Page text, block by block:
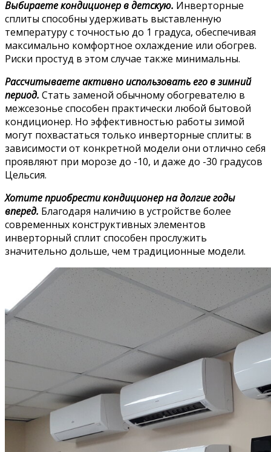
Выбираете кондиционер в детскую. Инверторные
сплиты способны удерживать выставленную
температуру с точностью до 1 градуса, обеспечивая
максимально комфортное охлаждение или обогрев.
Риски простуд в этом случае также минимальны.
Рассчитываете активно использовать его в зимний
период. Стать заменой обычному обогревателю в
межсезонье способен практически любой бытовой
кондиционер. Но эффективностью работы зимой
могут похвастаться только инверторные сплиты: в
зависимости от конкретной модели они отлично себя
проявляют при морозе до -10, и даже до -30 градусов
Цельсия.
Хотите приобрести кондиционер на долгие годы
вперед. Благодаря наличию в устройстве более
современных конструктивных элементов
инверторный сплит способен прослужить
значительно дольше, чем традиционные модели.